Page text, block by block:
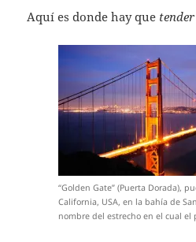
Aquí es donde hay que
“Golden Gate” (Puerta Dorada),
California, USA, en la bahía de
nombre del estrecho en el cual el